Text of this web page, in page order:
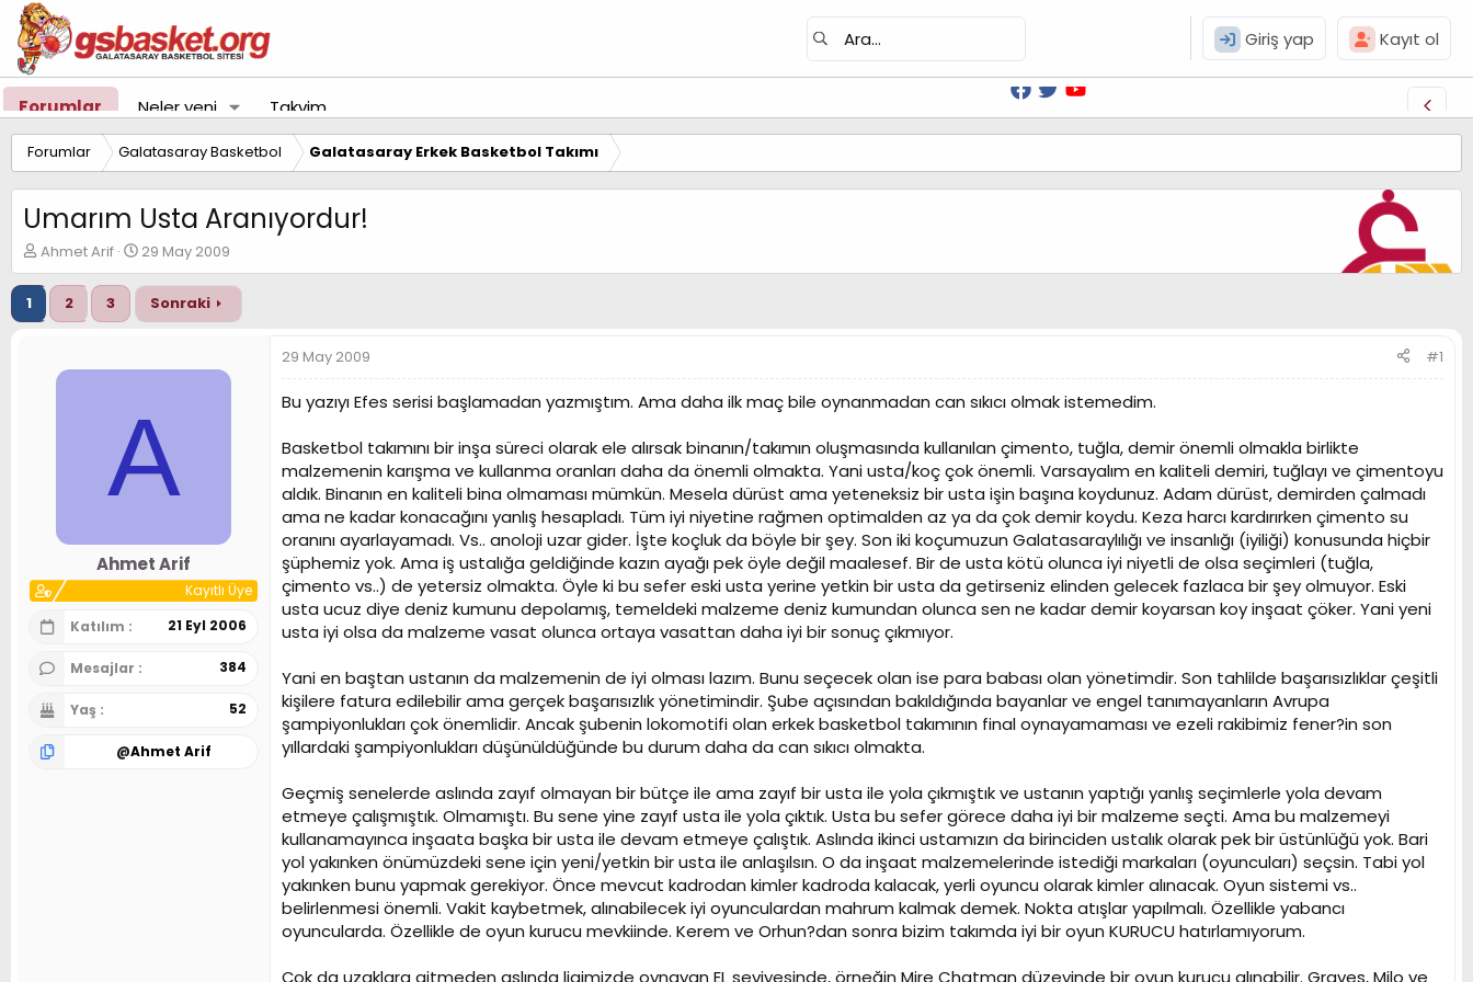
Giriş yap Kayıt ol
Forumlar Neler yeni Takvim
Forumlar Galatasaray Basketbol Galatasaray Erkek Basketbol Takımı
Umarım Usta Aranıyordur!
K
o
n
u
y
Ahmet Arif
B
a
ş
a
g
t
a
r
29 May 2009
1 2 3 Sonraki
A
Ahmet Arif
Kayıtlı Üye
Katılım
21 Eyl 2006
Mesajlar 384
Yaş 52
@Ahmet Arif
29 May 2009 #1
Bu yazıyı Efes serisi başlamadan yazmıştım. Ama daha ilk maç bile oynanmadan can sıkıcı olmak istemedim.
Basketbol takımını bir inşa süreci olarak ele alırsak binanın/takımın oluşmasında kullanılan çimento, tuğla, demir önemli olmakla birlikte
malzemenin karışma ve kullanma oranları daha da önemli olmakta. Yani usta/koç çok önemli. Varsayalım en kaliteli demiri, tuğlayı ve çimentoyu
aldık. Binanın en kaliteli bina olmaması mümkün. Mesela dürüst ama yeteneksiz bir usta işin başına koydunuz. Adam dürüst, demirden çalmadı
ama ne kadar konacağını yanlış hesapladı. Tüm iyi niyetine rağmen optimalden az ya da çok demir koydu. Keza harcı kardırırken çimento su
oranını ayarlayamadı. Vs.. anoloji uzar gider. İşte koçluk da böyle bir şey. Son iki koçumuzun Galatasaraylılığı ve insanlığı (iyiliği) konusunda hiçbir
şüphemiz yok. Ama iş ustalığa geldiğinde kazın ayağı pek öyle değil maalesef. Bir de usta kötü olunca iyi niyetli de olsa seçimleri (tuğla,
çimento vs..) de yetersiz olmakta. Öyle ki bu sefer eski usta yerine yetkin bir usta da getirseniz elinden gelecek fazlaca bir şey olmuyor. Eski
usta ucuz diye deniz kumunu depolamış, temeldeki malzeme deniz kumundan olunca sen ne kadar demir koyarsan koy inşaat çöker. Yani yeni
usta iyi olsa da malzeme vasat olunca ortaya vasattan daha iyi bir sonuç çıkmıyor.
Yani en baştan ustanın da malzemenin de iyi olması lazım. Bunu seçecek olan ise para babası olan yönetimdir. Son tahlilde başarısızlıklar çeşitli
kişilere fatura edilebilir ama gerçek başarısızlık yönetimindir. Şube açısından bakıldığında bayanlar ve engel tanımayanların Avrupa
şampiyonlukları çok önemlidir. Ancak şubenin lokomotifi olan erkek basketbol takımının final oynayamaması ve ezeli rakibimiz fener?in son
yıllardaki şampiyonlukları düşünüldüğünde bu durum daha da can sıkıcı olmakta.
Geçmiş senelerde aslında zayıf olmayan bir bütçe ile ama zayıf bir usta ile yola çıkmıştık ve ustanın yaptığı yanlış seçimlerle yola devam
etmeye çalışmıştık. Olmamıştı. Bu sene yine zayıf usta ile yola çıktık. Usta bu sefer görece daha iyi bir malzeme seçti. Ama bu malzemeyi
kullanamayınca inşaata başka bir usta ile devam etmeye çalıştık. Aslında ikinci ustamızın da birinciden ustalık olarak pek bir üstünlüğü yok. Bari
yol yakınken önümüzdeki sene için yeni/yetkin bir usta ile anlaşılsın. O da inşaat malzemelerinde istediği markaları (oyuncuları) seçsin. Tabi yol
yakınken bunu yapmak gerekiyor. Önce mevcut kadrodan kimler kadroda kalacak, yerli oyuncu olarak kimler alınacak. Oyun sistemi vs..
belirlenmesi önemli. Vakit kaybetmek, alınabilecek iyi oyunculardan mahrum kalmak demek. Nokta atışlar yapılmalı. Özellikle yabancı
oyuncularda. Özellikle de oyun kurucu mevkiinde. Kerem ve Orhun?dan sonra bizim takımda iyi bir oyun KURUCU hatırlamıyorum.
Çok da uzaklara gitmeden aslında ligimizde oynayan EL seviyesinde, örneğin Mire Chatman düzeyinde bir oyun kurucu alınabilir. Graves, Milo ve